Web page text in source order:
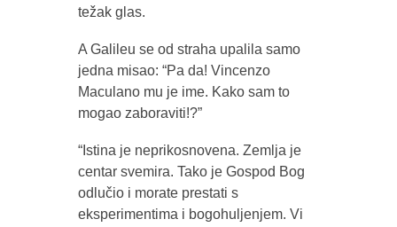
težak glas.
A Galileu se od straha upalila samo
jedna misao: “Pa da! Vincenzo
Maculano mu je ime. Kako sam to
mogao zaboraviti!?”
“Istina je neprikosnovena. Zemlja je
centar svemira. Tako je Gospod Bog
odlučio i morate prestati s
eksperimentima i bogohuljenjem. Vi